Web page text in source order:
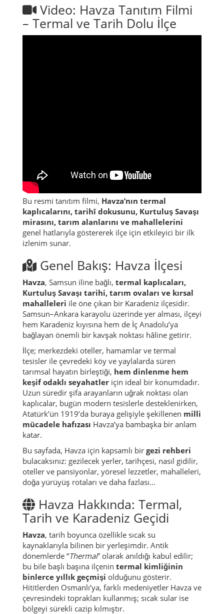
Video: Havza Tanıtım Filmi
– Termal ve Tarih Dolu İlçe
Bu resmi tanıtım filmi, Havza’nın termal
kaplıcalarını, tarihî dokusunu, Kurtuluş Savaşı
mirasını, tarım alanlarını ve mahallelerini
genel hatlarıyla göstererek ilçe için etkileyici bir ilk
izlenim sunar.
Genel Bakış: Havza İlçesi
Havza, Samsun iline bağlı, termal kaplıcaları,
Kurtuluş Savaşı tarihi, tarım ovaları ve kırsal
mahalleleri ile öne çıkan bir Karadeniz ilçesidir.
Samsun–Ankara karayolu üzerinde yer alması, ilçeyi
hem Karadeniz kıyısına hem de İç Anadolu’ya
bağlayan önemli bir kavşak noktası hâline getirir.
İlçe; merkezdeki oteller, hamamlar ve termal
tesisler ile çevredeki köy ve yaylalarda süren
tarımsal hayatın birleştiği, hem dinlenme hem
keşif odaklı seyahatler için ideal bir konumdadır.
Uzun süredir şifa arayanların uğrak noktası olan
kaplıcalar, bugün modern tesislerle desteklenirken,
Atatürk’ün 1919’da buraya gelişiyle şekillenen milli
mücadele hafızası Havza’ya bambaşka bir anlam
katar.
Bu sayfada, Havza için kapsamlı bir gezi rehberi
bulacaksınız: gezilecek yerler, tarihçesi, nasıl gidilir,
oteller ve pansiyonlar, yöresel lezzetler, mahalleleri,
doğa yürüyüş rotaları ve daha fazlası…
Havza Hakkında: Termal,
Tarih ve Karadeniz Geçidi
Havza, tarih boyunca özellikle sıcak su
kaynaklarıyla bilinen bir yerleşimdir. Antik
dönemlerde “Thermai” olarak anıldığı kabul edilir;
bu bile başlı başına ilçenin termal kimliğinin
binlerce yıllık geçmişi olduğunu gösterir.
Hititlerden Osmanlı’ya, farklı medeniyetler Havza ve
çevresindeki toprakları kullanmış; sıcak sular ise
bölgeyi sürekli cazip kılmıştır.